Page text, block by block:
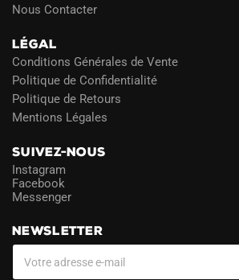
Nous Contacter
LÉGAL
Conditions Générales de Vente
Politique de Confidentialité
Politique de Retours
Mentions Légales
SUIVEZ-NOUS
Instagram
Facebook
Messenger
NEWSLETTER